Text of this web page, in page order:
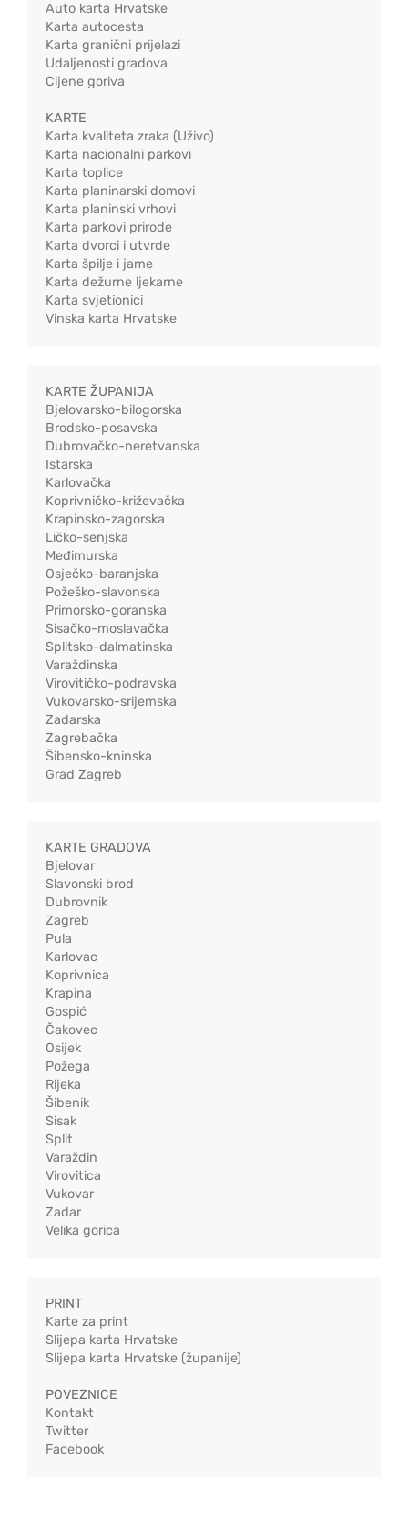
Auto karta Hrvatske
Karta autocesta
Karta granični prijelazi
Udaljenosti gradova
Cijene goriva
KARTE
Karta kvaliteta zraka (Uživo)
Karta nacionalni parkovi
Karta toplice
Karta planinarski domovi
Karta planinski vrhovi
Karta parkovi prirode
Karta dvorci i utvrde
Karta špilje i jame
Karta dežurne ljekarne
Karta svjetionici
Vinska karta Hrvatske
KARTE ŽUPANIJA
Bjelovarsko-bilogorska
Brodsko-posavska
Dubrovačko-neretvanska
Istarska
Karlovačka
Koprivničko-križevačka
Krapinsko-zagorska
Ličko-senjska
Međimurska
Osječko-baranjska
Požeško-slavonska
Primorsko-goranska
Sisačko-moslavačka
Splitsko-dalmatinska
Varaždinska
Virovitičko-podravska
Vukovarsko-srijemska
Zadarska
Zagrebačka
Šibensko-kninska
Grad Zagreb
KARTE GRADOVA
Bjelovar
Slavonski brod
Dubrovnik
Zagreb
Pula
Karlovac
Koprivnica
Krapina
Gospić
Čakovec
Osijek
Požega
Rijeka
Šibenik
Sisak
Split
Varaždin
Virovitica
Vukovar
Zadar
Velika gorica
PRINT
Karte za print
Slijepa karta Hrvatske
Slijepa karta Hrvatske (županije)
POVEZNICE
Kontakt
Twitter
Facebook